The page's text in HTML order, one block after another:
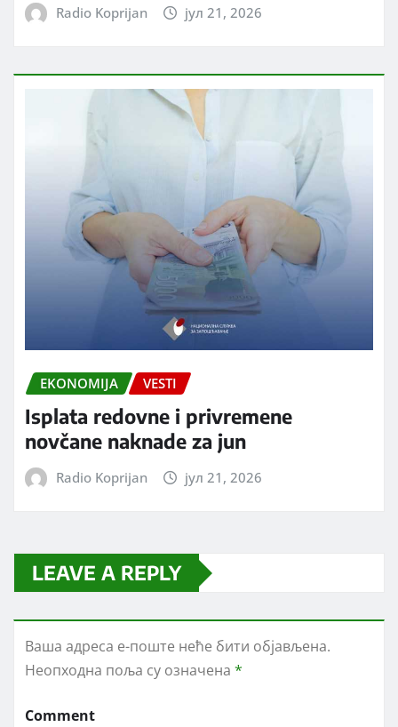
Radio Koprijan јул 21, 2026
EKONOMIJA VESTI
Isplata redovne i privremene
novčane naknade za jun
Radio Koprijan јул 21, 2026
LEAVE A REPLY
Ваша адреса е-поште неће бити објављена.
Неопходна поља су означена *
Comment